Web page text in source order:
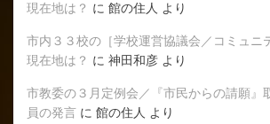
現在地は？ に 館の住人 より
市内３３校の［学校運営協議会／コミュニ
現在地は？ に 神田和彦 より
市教委の３月定例会／『市民からの請願』
員の発言 に 館の住人 より